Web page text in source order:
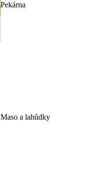
Pekárna
Maso a lahůdky